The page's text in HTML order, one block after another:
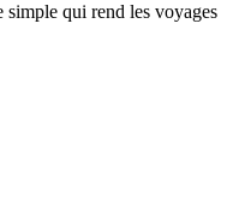
simple qui rend les voyages